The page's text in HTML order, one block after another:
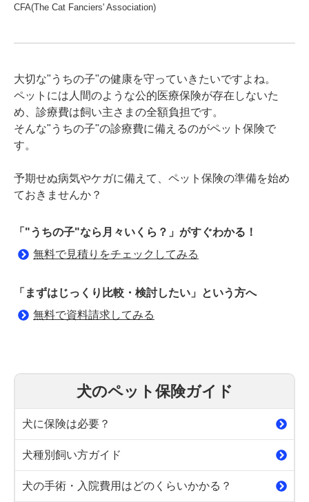
CFA(The Cat Fanciers' Association)
大切な"うちの子"の健康を守っていきたいですよね。
ペットには人間のような公的医療保険が存在しないた
め、診療費は飼い主さまの全額負担です。
そんな"うちの子"の診療費に備えるのがペット保険で
す。
予期せぬ病気やケガに備えて、ペット保険の準備を始め
ておきませんか？
「"うちの子"なら月々いくら？」がすぐわかる！
無料で見積りをチェックしてみる
「まずはじっくり比較・検討したい」という方へ
無料で資料請求してみる
犬のペット保険ガイド
犬に保険は必要？
犬種別飼い方ガイド
犬の手術・入院費用はどのくらいかかる？